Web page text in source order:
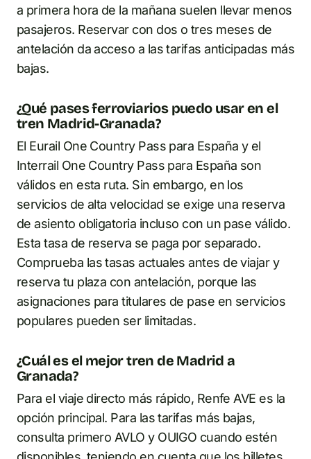
a primera hora de la mañana suelen llevar menos
pasajeros. Reservar con dos o tres meses de
antelación da acceso a las tarifas anticipadas más
bajas.
¿Qué pases ferroviarios puedo usar en el
tren Madrid-Granada?
El Eurail One Country Pass para España y el
Interrail One Country Pass para España son
válidos en esta ruta. Sin embargo, en los
servicios de alta velocidad se exige una reserva
de asiento obligatoria incluso con un pase válido.
Esta tasa de reserva se paga por separado.
Comprueba las tasas actuales antes de viajar y
reserva tu plaza con antelación, porque las
asignaciones para titulares de pase en servicios
populares pueden ser limitadas.
¿Cuál es el mejor tren de Madrid a
Granada?
Para el viaje directo más rápido, Renfe AVE es la
opción principal. Para las tarifas más bajas,
consulta primero AVLO y OUIGO cuando estén